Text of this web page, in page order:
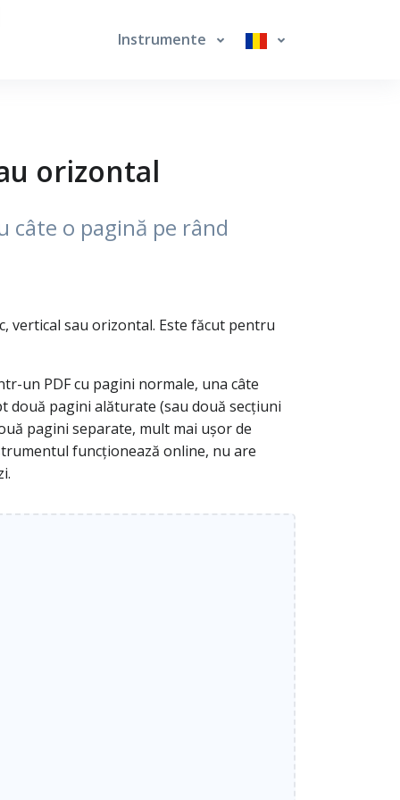
Instrumente
orizontal
câte o pagină pe rând
vertical sau orizontal. Este făcut pentru
un PDF cu pagini normale, una câte
două pagini alăturate (sau două secțiuni
pagini separate, mult mai ușor de
funcționează online, nu are